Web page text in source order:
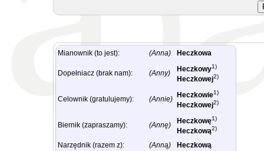
Mianownik (to jest): (Anna) Heczkowa
Dopełniacz (brak nam): (Anny) Heczkowy1)
Heczkowej2)
Celownik (gratulujemy): (Annie) Heczkowie1)
Heczkowej2)
Biernik (zapraszamy): (Annę) Heczkowę1)
Heczkową2)
Narzędnik (razem z): (Anną) Heczkową